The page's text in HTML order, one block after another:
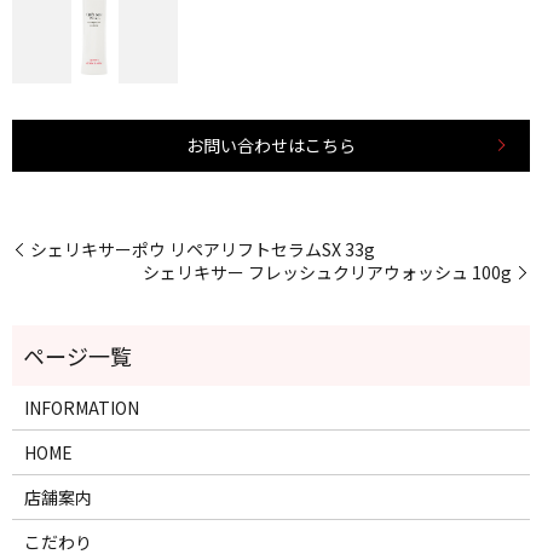
お問い合わせはこちら
シェリキサーポウ リペアリフトセラムSX 33g
シェリキサー フレッシュクリアウォッシュ 100g
INFORMATION
HOME
店舗案内
こだわり